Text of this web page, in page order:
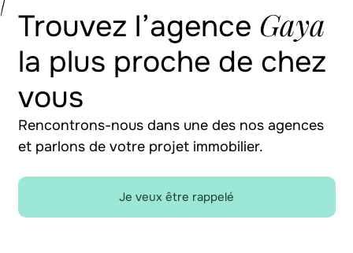
Trouvez l’agence Gaya
la plus proche de chez
vous
Rencontrons-nous dans une des nos agences
et parlons de votre projet immobilier.
Je veux être rappelé